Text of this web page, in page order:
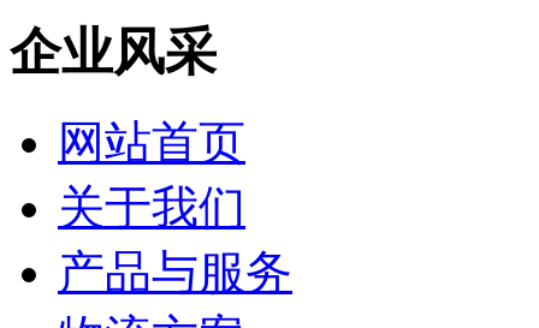
企业风采
网站首页
关于我们
产品与服务